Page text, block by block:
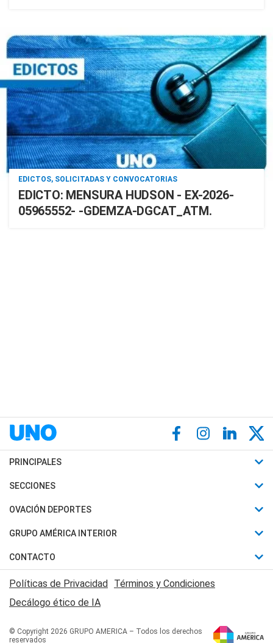
EDICTOS, SOLICITADAS Y CONVOCATORIAS
EDICTO: MENSURA HUDSON - EX-2026-
05965552- -GDEMZA-DGCAT_ATM.
PRINCIPALES
Últimas Noticias
Política
Judiciales
Economia
SECCIONES
Horóscopo
Motores
Trucos caseros
Series y Películas
Edictos y Solicitadas
OVACIÓN DEPORTES
Fútbol
Mundial
Automovilismo
Rugby
Básquet
GRUPO AMÉRICA INTERIOR
Canal 7 en Vivo
San Juan 8
CONTACTO
Acerca de Nosotros
Contactanos
Políticas de Privacidad Términos y Condiciones
Decálogo ético de IA
© Copyright 2026 GRUPO AMERICA – Todos los derechos
reservados